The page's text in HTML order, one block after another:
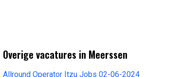
Overige vacatures in Meerssen
Allround Operator Itzu Jobs 02-06-2024